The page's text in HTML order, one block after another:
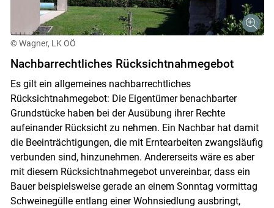
© Wagner, LK OÖ
Nachbarrechtliches Rücksichtnahmegebot
Es gilt ein allgemeines nachbarrechtliches
Rücksichtnahmegebot: Die Eigentümer benachbarter
Grundstücke haben bei der Ausübung ihrer Rechte
aufeinander Rücksicht zu nehmen. Ein Nachbar hat damit
die Beeinträchtigungen, die mit Erntearbeiten zwangsläufig
verbunden sind, hinzunehmen. Andererseits wäre es aber
mit diesem Rücksichtnahmegebot unvereinbar, dass ein
Bauer beispielsweise gerade an einem Sonntag vormittag
Schweinegülle entlang einer Wohnsiedlung ausbringt,